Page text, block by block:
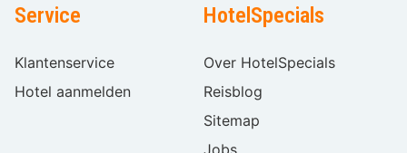
Service
Klantenservice
Hotel aanmelden
HotelSpecials
Over HotelSpecials
Reisblog
Sitemap
Jobs